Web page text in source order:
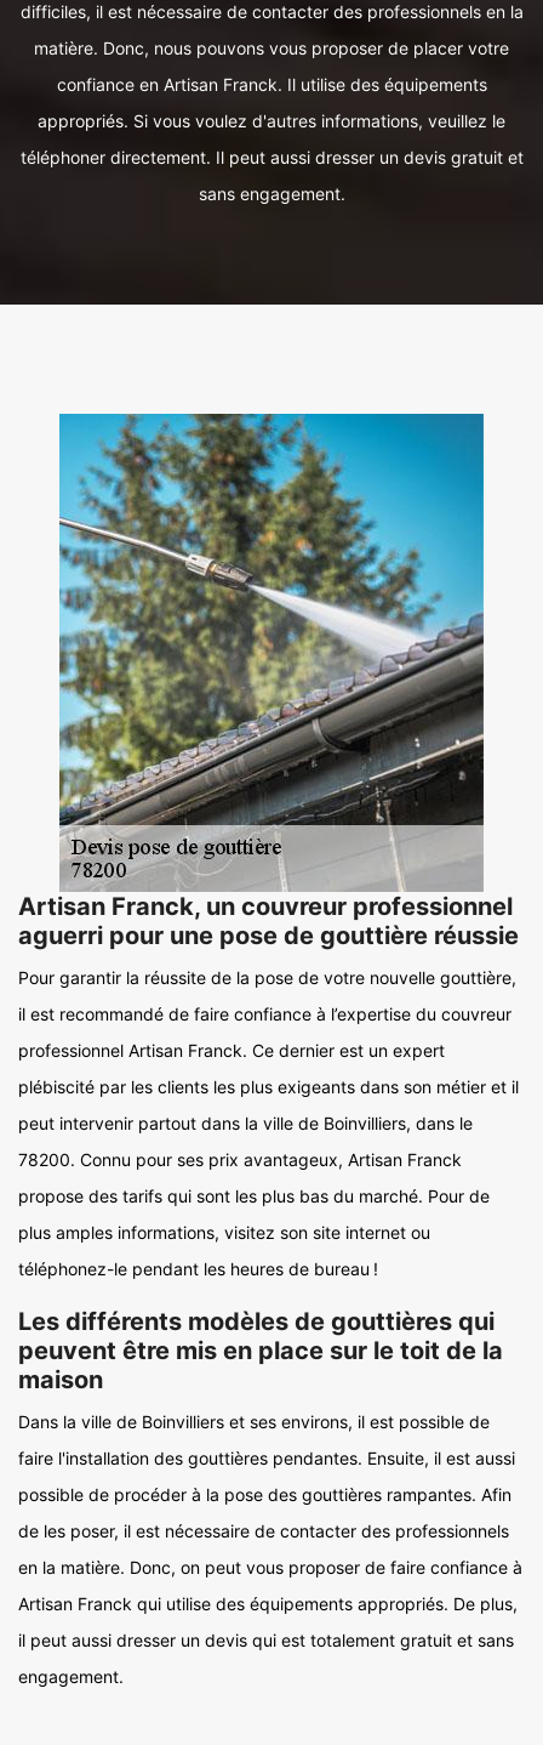
difficiles, il est nécessaire de contacter des professionnels en la
matière. Donc, nous pouvons vous proposer de placer votre
confiance en Artisan Franck. Il utilise des équipements
appropriés. Si vous voulez d'autres informations, veuillez le
téléphoner directement. Il peut aussi dresser un devis gratuit et
sans engagement.
Artisan Franck, un couvreur professionnel
aguerri pour une pose de gouttière réussie
Pour garantir la réussite de la pose de votre nouvelle gouttière,
il est recommandé de faire confiance à l’expertise du couvreur
professionnel Artisan Franck. Ce dernier est un expert
plébiscité par les clients les plus exigeants dans son métier et il
peut intervenir partout dans la ville de Boinvilliers, dans le
78200. Connu pour ses prix avantageux, Artisan Franck
propose des tarifs qui sont les plus bas du marché. Pour de
plus amples informations, visitez son site internet ou
téléphonez-le pendant les heures de bureau !
Les différents modèles de gouttières qui
peuvent être mis en place sur le toit de la
maison
Dans la ville de Boinvilliers et ses environs, il est possible de
faire l'installation des gouttières pendantes. Ensuite, il est aussi
possible de procéder à la pose des gouttières rampantes. Afin
de les poser, il est nécessaire de contacter des professionnels
en la matière. Donc, on peut vous proposer de faire confiance à
Artisan Franck qui utilise des équipements appropriés. De plus,
il peut aussi dresser un devis qui est totalement gratuit et sans
engagement.